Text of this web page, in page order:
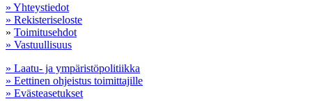
» Yhteystiedot
» Rekisteriseloste
» Toimitusehdot
» Vastuullisuus
» Laatu- ja ympäristöpolitiikka
» Eettinen ohjeistus toimittajille
» Evästeasetukset